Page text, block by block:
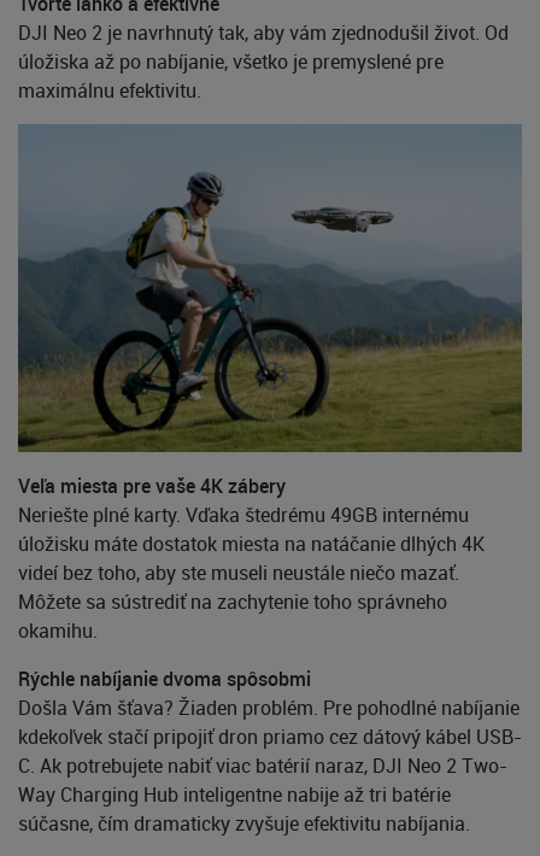
DJI Neo 2 je navrhnutý tak, aby vám zjednodušil život. Od
úložiska až po nabíjanie, všetko je premyslené pre
maximálnu efektivitu.
Veľa miesta pre vaše 4K zábery
Neriešte plné karty. Vďaka štedrému 49GB internému
úložisku máte dostatok miesta na natáčanie dlhých 4K
videí bez toho, aby ste museli neustále niečo mazať.
Môžete sa sústrediť na zachytenie toho správneho
okamihu.
Rýchle nabíjanie dvoma spôsobmi
Došla Vám šťava? Žiaden problém. Pre pohodlné nabíjanie
kdekoľvek stačí pripojiť dron priamo cez dátový kábel USB-
C. Ak potrebujete nabiť viac batérií naraz, DJI Neo 2 Two-
Way Charging Hub inteligentne nabije až tri batérie
súčasne, čím dramaticky zvyšuje efektivitu nabíjania.